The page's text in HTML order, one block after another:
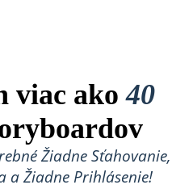
viac ako40
Žiadne Sťahovanie,
a Žiadne Prihlásenie!